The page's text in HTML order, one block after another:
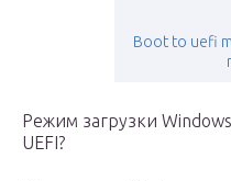
Boot to uefi
Режим загрузки
UEFI?